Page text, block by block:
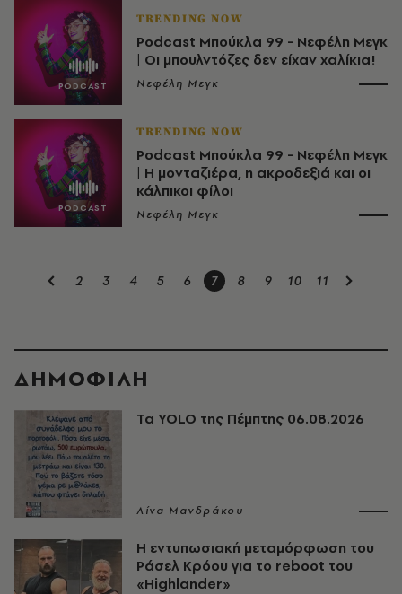
TRENDING NOW
Podcast Μπούκλα 99 - Νεφέλη Μεγκ
| Οι μπουλντόζες δεν είχαν χαλίκια!
Νεφέλη Μεγκ
TRENDING NOW
Podcast Μπούκλα 99 - Νεφέλη Μεγκ
| Η μονταζιέρα, η ακροδεξιά και οι
κάλπικοι φίλοι
Νεφέλη Μεγκ
2 3 4 5 6 7 8 9 10 11
ΔΗΜΟΦΙΛΗ
Τα YOLO της Πέμπτης 06.08.2026
Λίνα Μανδράκου
Η εντυπωσιακή μεταμόρφωση του
Ράσελ Κρόου για το reboot του
«Highlander»